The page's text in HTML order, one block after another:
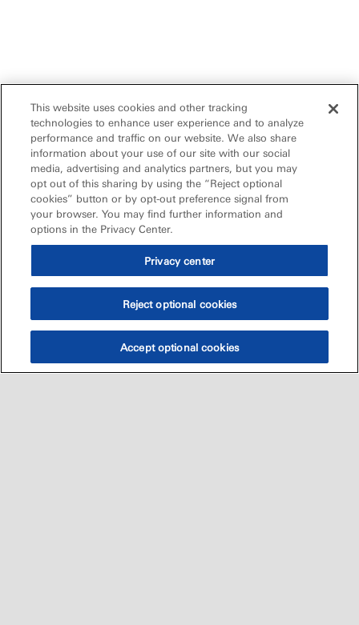
This website uses cookies and other tracking
technologies to enhance user experience and to analyze
performance and traffic on our website. We also share
information about your use of our site with our social
media, advertising and analytics partners, but you may
opt out of this sharing by using the “Reject optional
cookies” button or by opt-out preference signal from
your browser. You may find further information and
options in the Privacy Center.
Privacy center
Reject optional cookies
Accept optional cookies